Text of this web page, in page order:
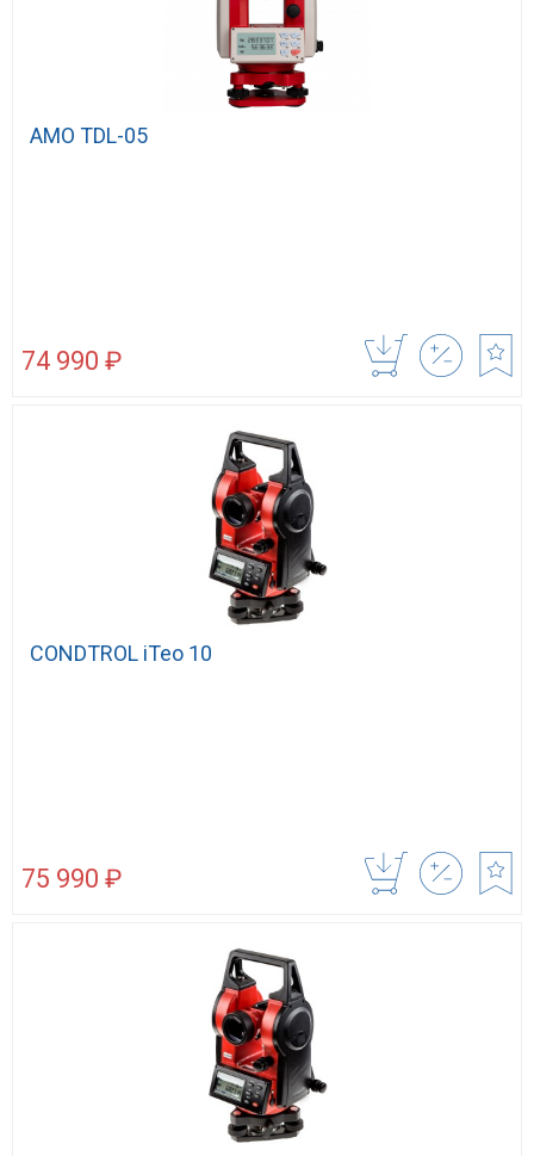
AMO TDL-05
74 990 ₽
CONDTROL iTeo 10
75 990 ₽